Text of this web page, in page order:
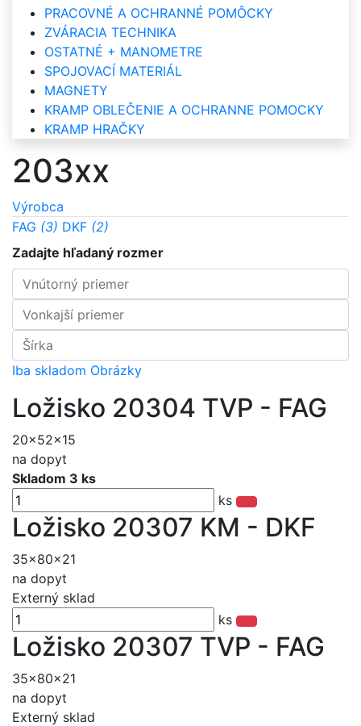
PRACOVNÉ A OCHRANNÉ POMÔCKY
ZVÁRACIA TECHNIKA
OSTATNÉ + MANOMETRE
SPOJOVACÍ MATERIÁL
MAGNETY
KRAMP OBLEČENIE A OCHRANNE POMOCKY
KRAMP HRAČKY
203xx
Výrobca
FAG (3) DKF (2)
Zadajte hľadaný rozmer
Iba skladom Obrázky
Ložisko 20304 TVP - FAG
20x52x15
na dopyt
Skladom 3 ks
ks
Ložisko 20307 KM - DKF
35x80x21
na dopyt
Externý sklad
ks
Ložisko 20307 TVP - FAG
35x80x21
na dopyt
Externý sklad